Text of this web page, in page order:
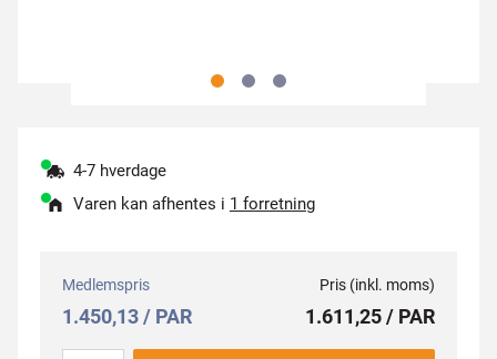
4-7 hverdage
Varen kan afhentes i 1 forretning
Medlemspris
1.450,13 / PAR
Pris (inkl. moms)
1.611,25 / PAR